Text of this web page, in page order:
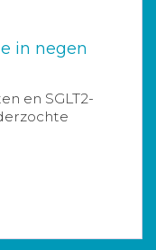
in negen
en SGLT2-